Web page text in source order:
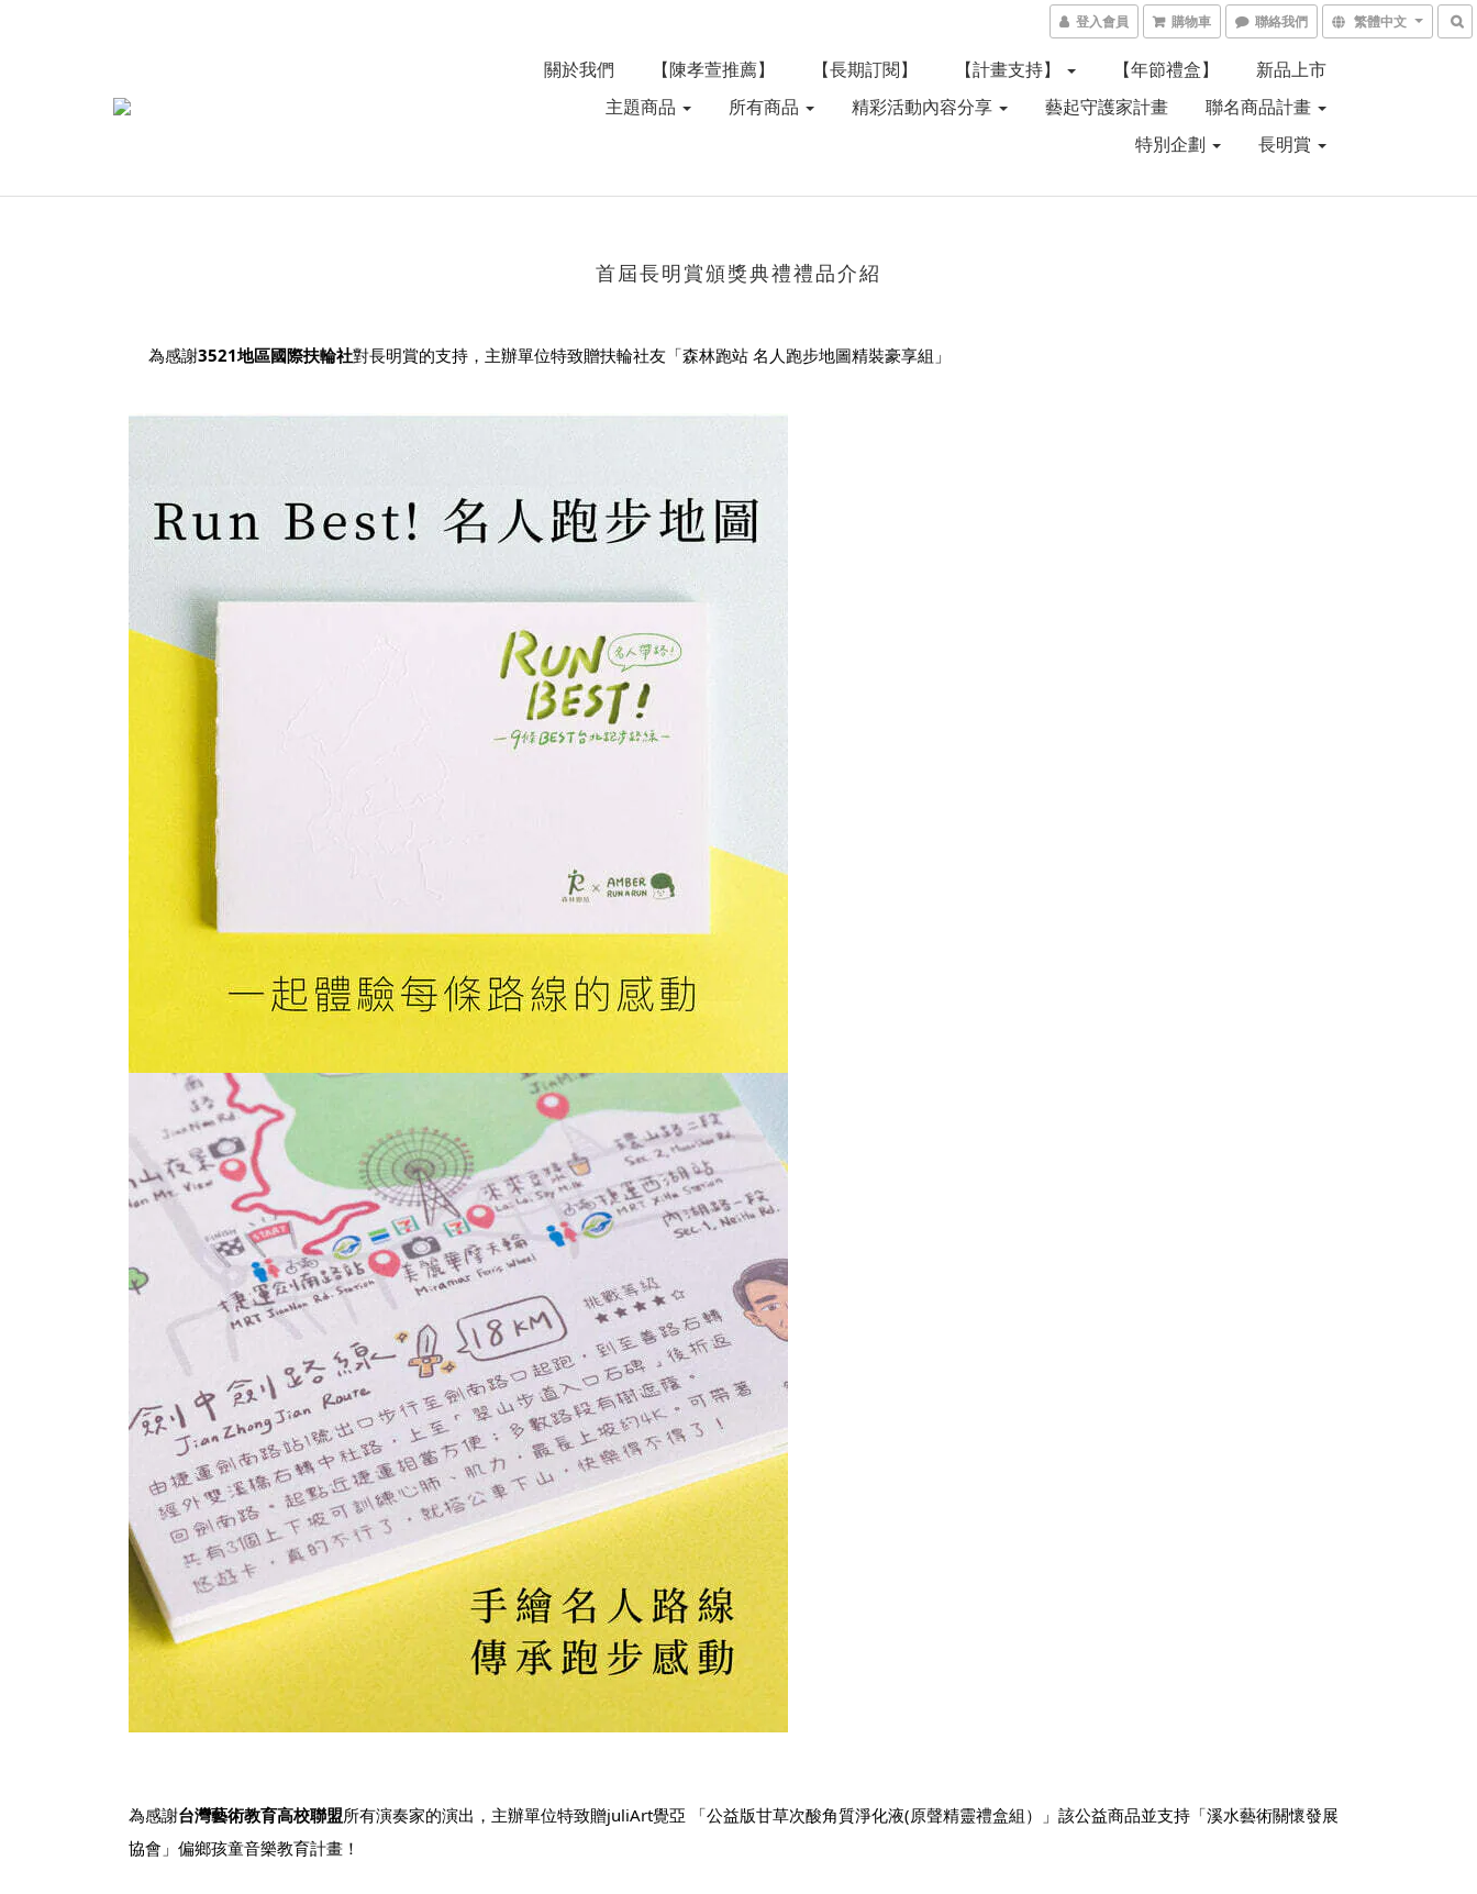
登入會員 購物車 聯絡我們 繁體中文
關於我們 【陳孝萱推薦】 【長期訂閱】 【計畫支持】 【年節禮盒】
新品上市
主題商品
所有商品 精彩活動內容分享 藝起守護家計畫
聯名商品計畫
特別企劃
長明賞
首屆長明賞頒獎典禮禮品介紹
為感謝3521地區國際扶輪社對長明賞的支持，主辦單位特致贈扶輪社友「森林跑站 名人跑步地圖精裝豪享組」
為感謝台灣藝術教育高校聯盟所有演奏家的演出，主辦單位特致贈juliArt覺亞 「公益版甘草次酸角質淨化液(原聲精靈禮盒組）」 該公益商品並支持「溪水藝術關懷發展
協會」偏鄉孩童音樂教育計畫！